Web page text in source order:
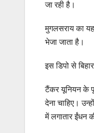
जा रही है।
मुगलसराय का
भेजा जाता है।
इस डिपो से
टैंकर यूनियन के
देना चाहिए।
में लगातार ईंधन